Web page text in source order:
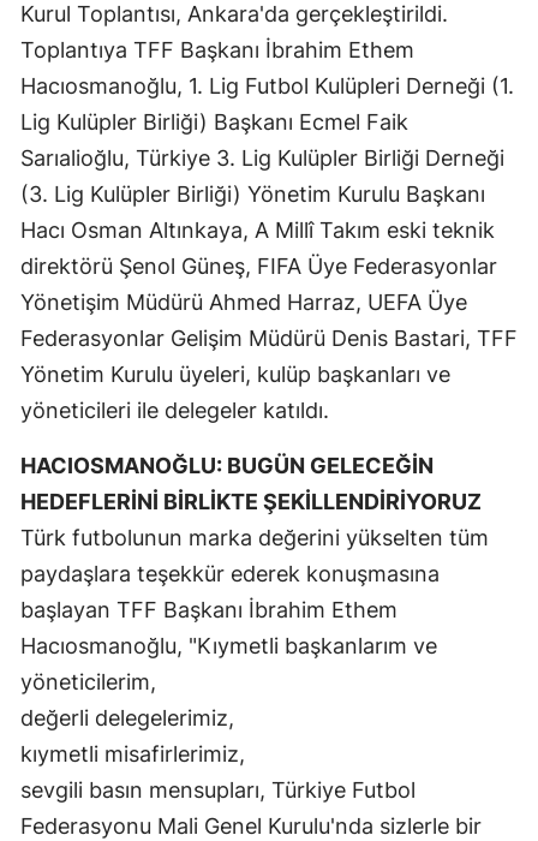
Çankırı
Çorum
Denizli
Diyarbakır
Edirne
Elazığ
Erzincan
Erzurum
Gaziantep
Gümüşhane
Hakkari
İstanbul
Kurul Toplantısı, Ankara'da gerçekleştirildi.
Toplantıya TFF Başkanı İbrahim Ethem
Hacıosmanoğlu, 1. Lig Futbol Kulüpleri Derneği (1.
Lig Kulüpler Birliği) Başkanı Ecmel Faik
Sarıalioğlu, Türkiye 3. Lig Kulüpler Birliği Derneği
(3. Lig Kulüpler Birliği) Yönetim Kurulu Başkanı
Hacı Osman Altınkaya, A Millî Takım eski teknik
direktörü Şenol Güneş, FIFA Üye Federasyonlar
Yönetişim Müdürü Ahmed Harraz, UEFA Üye
Federasyonlar Gelişim Müdürü Denis Bastari, TFF
Yönetim Kurulu üyeleri, kulüp başkanları ve
yöneticileri ile delegeler katıldı.
HACIOSMANOĞLU: BUGÜN GELECEĞİN
HEDEFLERİNİ BİRLİKTE ŞEKİLLENDİRİYORUZ
Türk futbolunun marka değerini yükselten tüm
paydaşlara teşekkür ederek konuşmasına
başlayan TFF Başkanı İbrahim Ethem
Hacıosmanoğlu, "Kıymetli başkanlarım ve
yöneticilerim,
değerli delegelerimiz,
kıymetli misafirlerimiz,
sevgili basın mensupları, Türkiye Futbol
Federasyonu Mali Genel Kurulu'nda sizlerle bir